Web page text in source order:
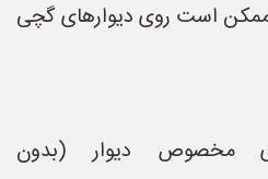
ممکن است روی دیوارهای گچی
مخصوص دیوار (بدون